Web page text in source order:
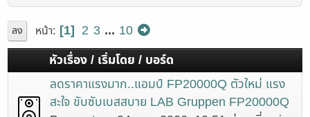
ลง หน้า 1 2 3 ... 10
หัวเรื่อง / เริ่มโดย / บอร์ด
ลดราคาแรงมาก..แอมป์ FP20000Q ตัวใหม่ แรง
สะใจ ขับซับเบสสบาย LAB Gruppen FP20000Q